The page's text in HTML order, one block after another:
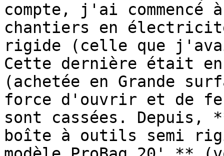
compte, j'ai
chantiers en
rigide (celle que
Cette dernière était en
(achetée en Grande
force d'ouvrir et de
sont cassées.
boîte à outils semi